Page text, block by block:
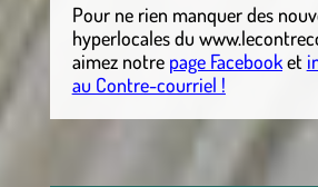
Pour ne rien manquer des
hyperlocalesdu
aimez notre page Facebooket
au Contre-courriel !